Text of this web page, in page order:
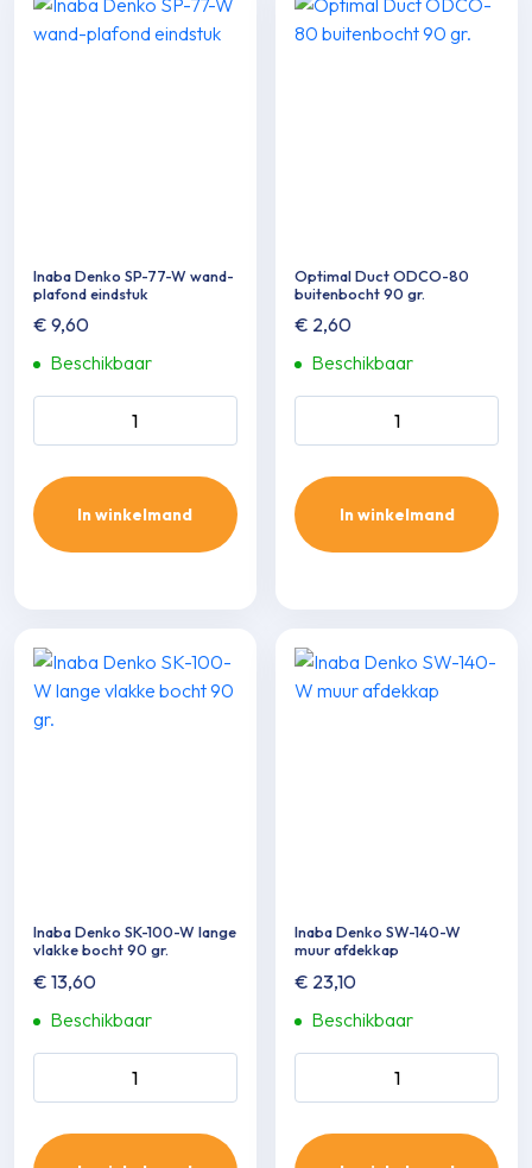
Inaba Denko SP-77-W wand-
plafond eindstuk
€ 9,60
Beschikbaar
In winkelmand
Optimal Duct ODCO-80
buitenbocht 90 gr.
€ 2,60
Beschikbaar
In winkelmand
Inaba Denko SK-100-W lange
vlakke bocht 90 gr.
€ 13,60
Beschikbaar
Inaba Denko SW-140-W
muur afdekkap
€ 23,10
Beschikbaar